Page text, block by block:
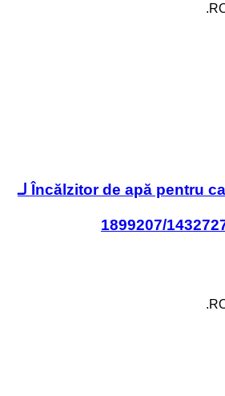
جهاز التدفئة Încălzitor de apă pentru camioane لـ
1899207/